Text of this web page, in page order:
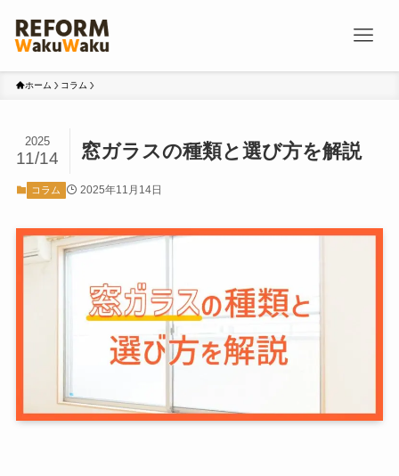
ホーム コラム
窓ガラスの種類と選び方を解説
2025
11/14
コラム 2025年11月14日